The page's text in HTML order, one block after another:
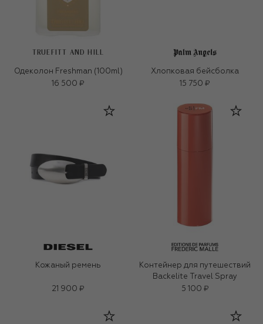
TRUEFITT AND HILL
Одеколон Freshman (100ml)
16 500 ₽
Хлопковая бейсболка
15 750 ₽
Кожаный ремень
21 900 ₽
Контейнер для путешествий
Backelite Travel Spray
5 100 ₽